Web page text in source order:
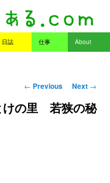
日誌 仕事 About
Post navigation
← Previous Next →
けの里 若狭の秘